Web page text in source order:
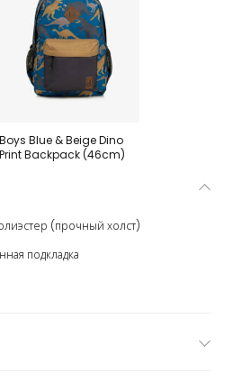
Boys Blue & Beige Dino
Print Backpack (46cm)
(прочный холст)
подкладка